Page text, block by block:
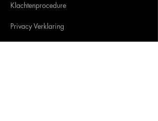
Klachtenprocedure
Privacy Verklaring